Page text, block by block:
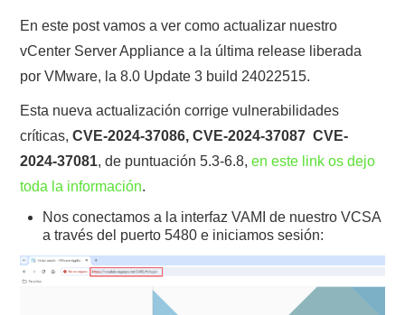
En este post vamos a ver como actualizar nuestro
vCenter Server Appliance a la última release liberada
por VMware, la 8.0 Update 3 build 24022515.
Esta nueva actualización corrige vulnerabilidades
críticas,CVE-2024-37086, CVE-2024-37087 CVE-
2024-37081, de puntuación 5.3-6.8,en este link os dejo
toda la información.
Nos conectamos a la interfaz VAMI de nuestro VCSA
a través del puerto 5480 e iniciamos sesión: